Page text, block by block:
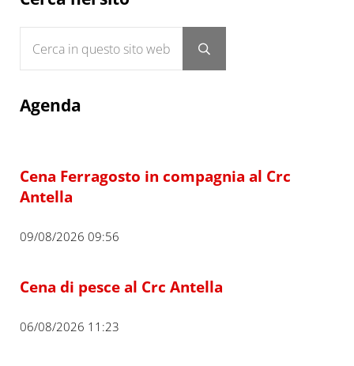
Submit search
Agenda
Cena Ferragosto in compagnia al Crc
Antella
09/08/2026 09:56
Cena di pesce al Crc Antella
06/08/2026 11:23